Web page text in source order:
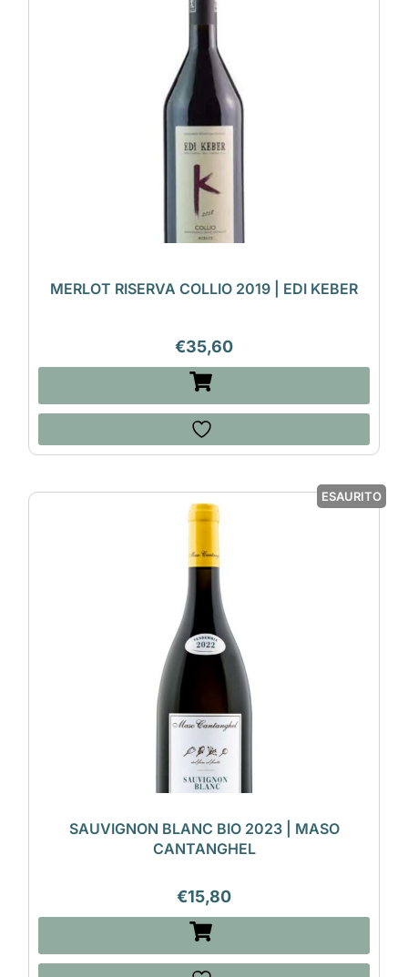
MERLOT RISERVA COLLIO 2019 | EDI KEBER
€35,60
ESAURITO
SAUVIGNON BLANC BIO 2023 | MASO
CANTANGHEL
€15,80